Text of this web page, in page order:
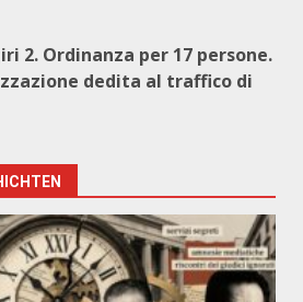
2. Ordinanza per 17 persone.
dedita al traffico di